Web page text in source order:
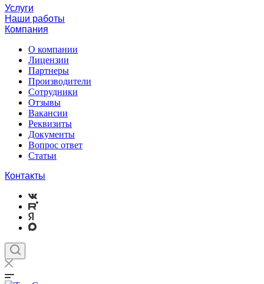
Услуги
Наши работы
Компания
О компании
Лицензии
Партнеры
Производители
Сотрудники
Отзывы
Вакансии
Реквизиты
Документы
Вопрос ответ
Статьи
Контакты